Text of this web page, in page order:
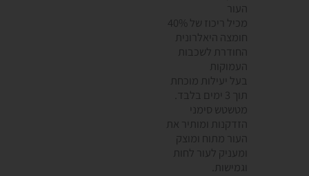
העור
מכיל ריכוז של 40%
חומצה היאלרונית
החודרת לשכבות
העמוקות
בעל יעילות מוכחת
תוך 3 ימים בלבד.
מטשטש סימני
הזדקנות ומותיר את
העור מתוח ומוצק
ומעניק לעור לחות
וגמישות.